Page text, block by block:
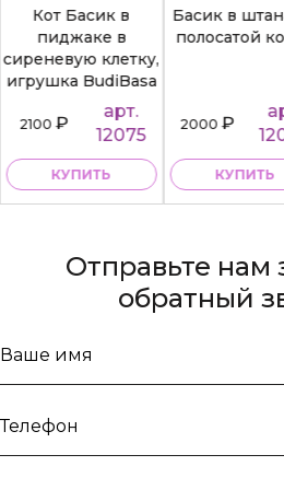
Кот Басик в
пиджаке в
сиреневую клетку,
игрушка BudiBasa
2100₽
арт.
12075
КУПИТЬ
Басик в
полосатой
2000₽
КУПИТЬ
Отправьте нам
обратный
Ваше